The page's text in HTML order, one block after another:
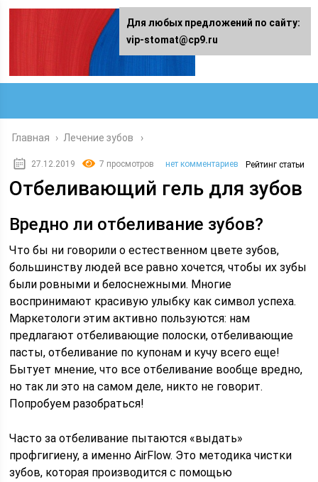
Главная › Лечение зубов
27.12.2019 7 просмотров нет комментариев Рейтинг статьи
Отбеливающий гель для зубов
Вредно ли отбеливание зубов?
Что бы ни говорили о естественном цвете зубов,
большинству людей все равно хочется, чтобы их зубы
были ровными и белоснежными. Многие
воспринимают красивую улыбку как символ успеха.
Маркетологи этим активно пользуются: нам
предлагают отбеливающие полоски, отбеливающие
пасты, отбеливание по купонам и кучу всего еще!
Бытует мнение, что все отбеливание вообще вредно,
но так ли это на самом деле, никто не говорит.
Попробуем разобраться!
Часто за отбеливание пытаются «выдать»
профгигиену, а именно AirFlow. Это методика чистки
зубов, которая производится с помощью
Для любых предложений по сайту:
vip-stomat@cp9.ru